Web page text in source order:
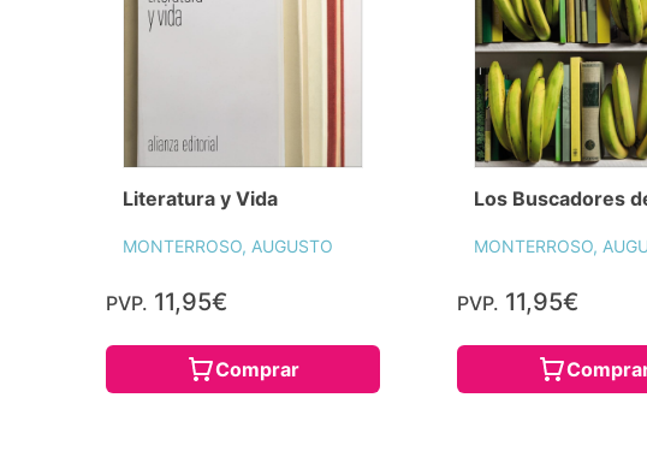
Literatura y Vida
MONTERROSO, AUGUSTO
PVP. 11,95€
Comprar
Los Buscadores
MONTERROSO,
PVP. 11,95€